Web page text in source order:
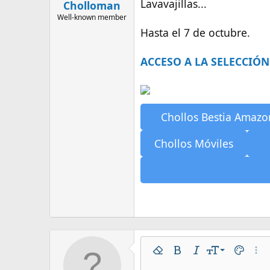
n
i
Cholloman
Well-known member
Lavavajillas...
Hasta el 7 de octubre.
ACCESO A LA
Chollos Bestia
Chollos Móviles
Quitar formato
NegritaItálicaTamaño
9
Color